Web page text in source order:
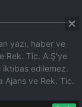
yazı, haber ve
Rek. Tic. A.Ş'ye
iktibas edilemez.
Ajans ve Rek. Tic.